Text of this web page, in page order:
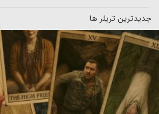
جدیدترین تریلر ها